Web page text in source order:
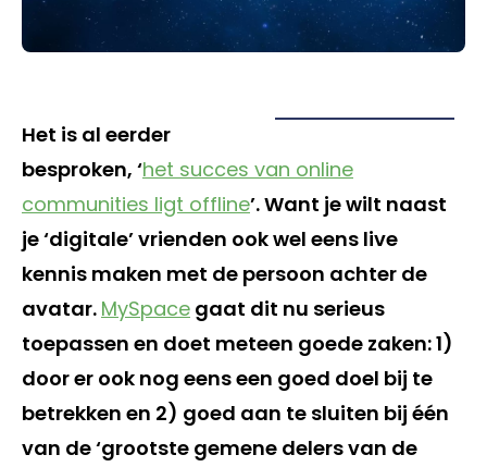
Het is al eerder
besproken, ‘het succes van online
communities ligt offline’. Want je wilt naast
je ‘digitale’ vrienden ook wel eens live
kennis maken met de persoon achter de
avatar. MySpace gaat dit nu serieus
toepassen en doet meteen goede zaken: 1)
door er ook nog eens een goed doel bij te
betrekken en 2) goed aan te sluiten bij één
van de ‘grootste gemene delers van de